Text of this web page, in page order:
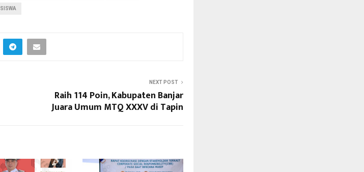
SISWA
NEXT POST
Raih 114 Poin, Kabupaten Banjar
Juara Umum MTQ XXXV di Tapin